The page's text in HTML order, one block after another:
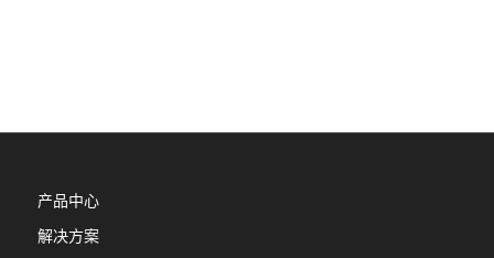
产品中心
解决方案